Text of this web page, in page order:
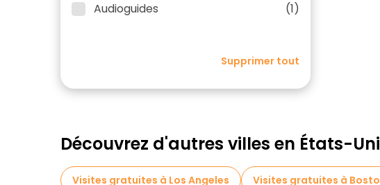
Audioguides (1)
Supprimer tout
Découvrez d'autres villes en États-
Visites gratuites à Los Angeles Visites gratuites à